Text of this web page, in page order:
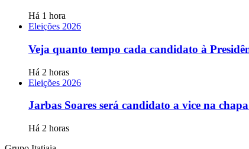
Há 1 hora
Eleições 2026
Veja quanto tempo cada candidato à
Há 2 horas
Eleições 2026
Jarbas Soares será candidato a vice na
Há 2 horas